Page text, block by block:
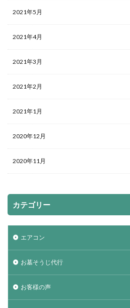
2021年5月
2021年4月
2021年3月
2021年2月
2021年1月
2020年12月
2020年11月
カテゴリー
エアコン
お墓そうじ代行
お客様の声